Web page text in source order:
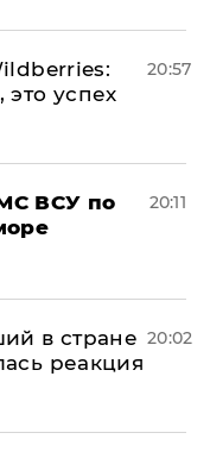
успех
20:57
ВСУ по
20:11
в стране
реакция
20:02